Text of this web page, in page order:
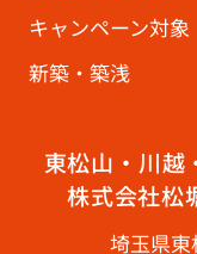
キャンペーン対象
新築・築浅
東松山・川越
株式会社
埼玉県東